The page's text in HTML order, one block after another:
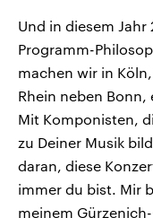
Und in diesem
Programm-
machen wir in
Rhein neben Bonn,
Mit Komponisten,
zu Deiner Musik
daran, diese
immer du bist. Mir
meinem